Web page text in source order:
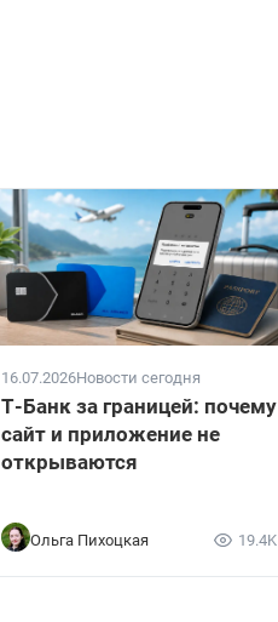
16.07.2026Новости сегодня
Т-Банк за границей: почему
сайт и приложение не
открываются
Ольга Пихоцкая 19.4K